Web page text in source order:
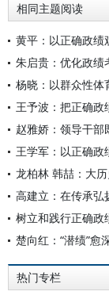
相同主题阅读
黄平：以正确政绩
朱启贵：优化政绩
杨晓：以群众性体
王予波：把正确政
赵雅娇：领导干
王学军：以正确政
龙柏林 韩喆：大
高建立：在传承弘
树立和践行正确政
楚向红：“潜绩”
热门专栏